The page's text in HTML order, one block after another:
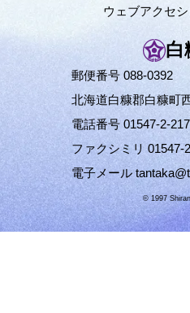
ウェブアクセ
白
郵便番号 088-0392
北海道白糠郡白糠町
電話番号 01547-2-
ファクシミリ 01547-
電子メール
© 1997